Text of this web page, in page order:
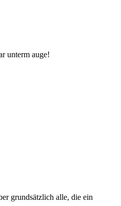
unterm auge!
grundsätzlich alle, die ein